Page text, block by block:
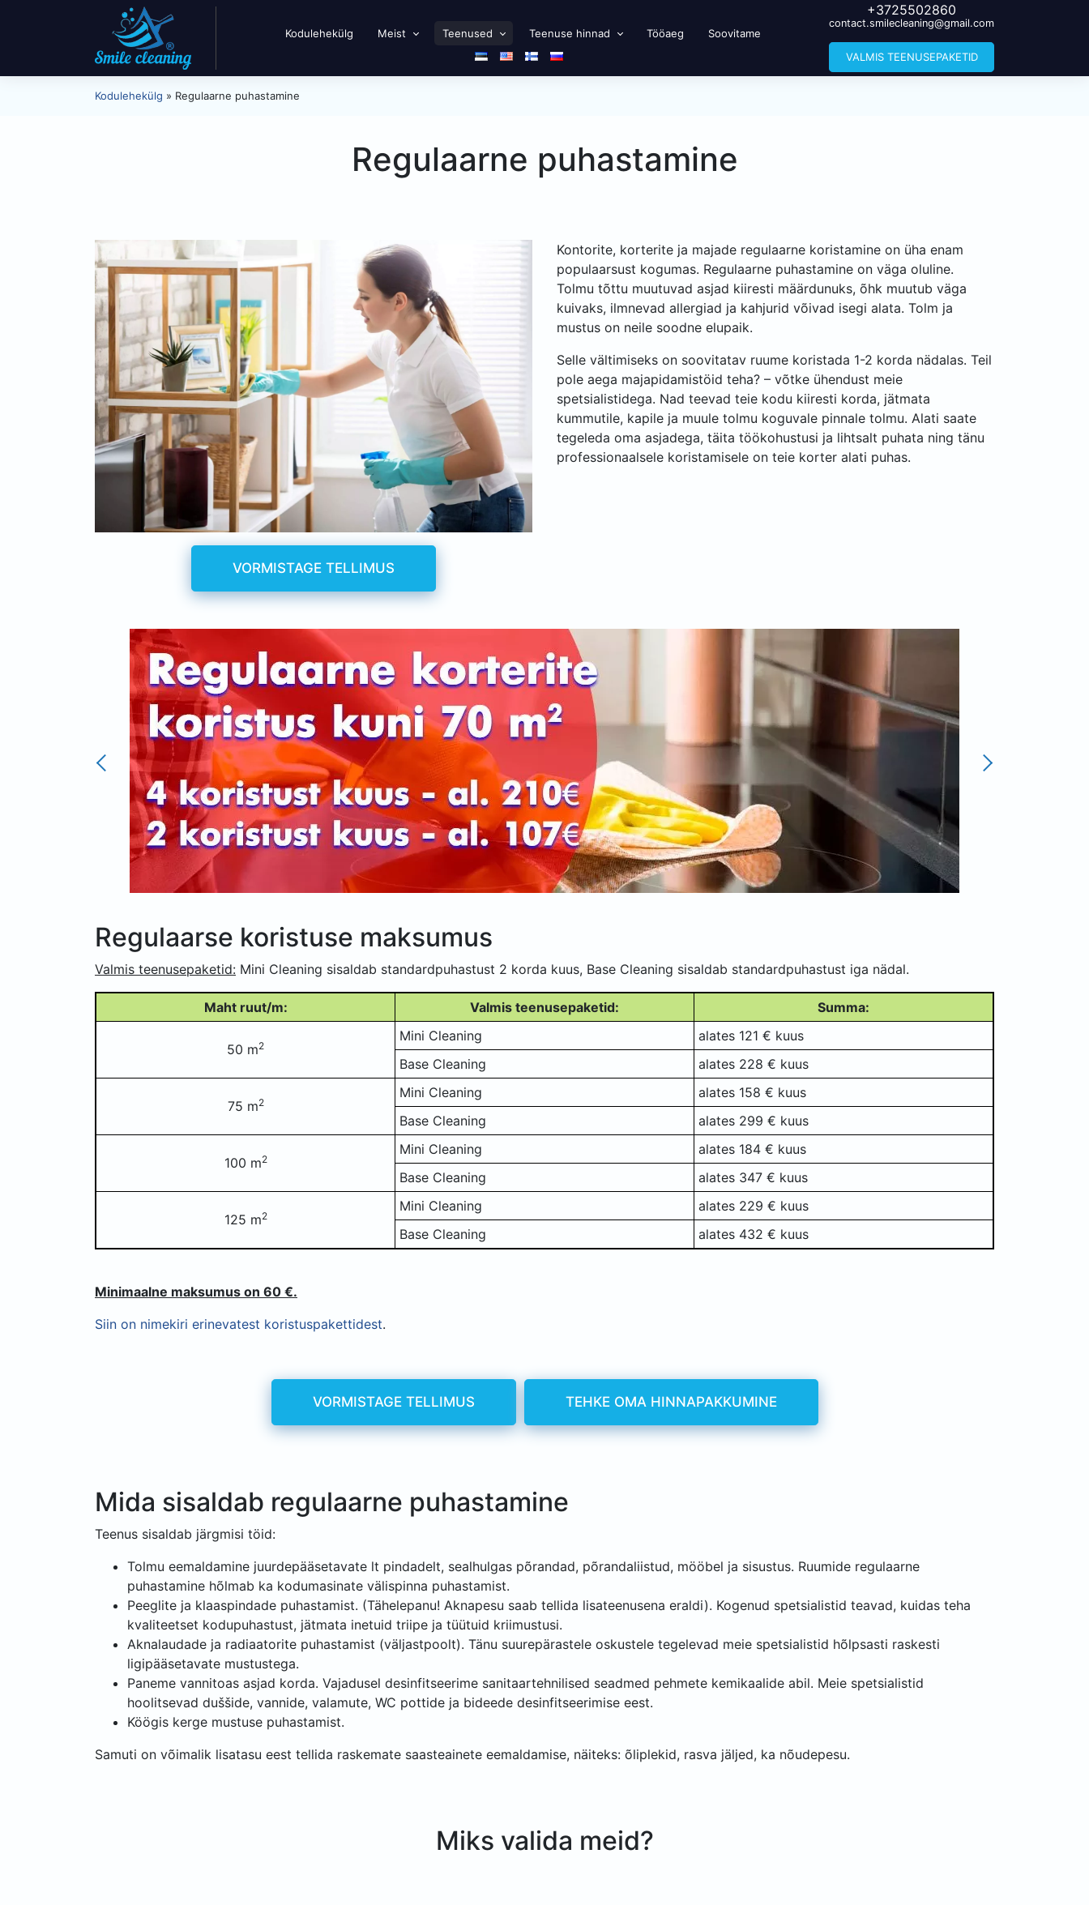
Kodulehekülg Meist Teenused Teenuse hinnad Tööaeg Soovitame
+3725502860
contact.smilecleaning@gmail.com
VALMIS TEENUSEPAKETID
Kodulehekülg » Regulaarne puhastamine
Regulaarne puhastamine
VORMISTAGE TELLIMUS
Kontorite, korterite ja majade regulaarne koristamine on üha enam
populaarsust kogumas. Regulaarne puhastamine on väga oluline.
Tolmu tõttu muutuvad asjad kiiresti määrdunuks, õhk muutub väga
kuivaks, ilmnevad allergiad ja kahjurid võivad isegi alata. Tolm ja
mustus on neile soodne elupaik.
Selle vältimiseks on soovitatav ruume koristada 1-2 korda nädalas. Teil
pole aega majapidamistöid teha? – võtke ühendust meie
spetsialistidega. Nad teevad teie kodu kiiresti korda, jätmata
kummutile, kapile ja muule tolmu koguvale pinnale tolmu. Alati saate
tegeleda oma asjadega, täita töökohustusi ja lihtsalt puhata ning tänu
professionaalsele koristamisele on teie korter alati puhas.
Regulaarse koristuse maksumus
Valmis teenusepaketid: Mini Cleaning sisaldab standardpuhastust 2 korda kuus, Base Cleaning sisaldab standardpuhastust iga nädal.
Maht ruut/m: Valmis teenusepaketid: Summa:
50 m2
Mini Cleaning
alates 121 € kuus
Base Cleaning
alates 228 € kuus
75 m2
Mini Cleaning
alates 158 € kuus
Base Cleaning
alates 299 € kuus
100 m2
Mini Cleaning
alates 184 € kuus
Base Cleaning
alates 347 € kuus
125 m2
Mini Cleaning
alates 229 € kuus
Base Cleaning
alates 432 € kuus
Minimaalne maksumus on 60 €.
Siin on nimekiri erinevatest koristuspakettidest.
VORMISTAGE TELLIMUS TEHKE OMA HINNAPAKKUMINE
Mida sisaldab regulaarne puhastamine
Teenus sisaldab järgmisi töid:
Tolmu eemaldamine juurdepääsetavate lt pindadelt, sealhulgas põrandad, põrandaliistud, mööbel ja sisustus. Ruumide regulaarne
puhastamine hõlmab ka kodumasinate välispinna puhastamist.
Peeglite ja klaaspindade puhastamist. (Tähelepanu! Aknapesu saab tellida lisateenusena eraldi). Kogenud spetsialistid teavad, kuidas teha
kvaliteetset kodupuhastust, jätmata inetuid triipe ja tüütuid kriimustusi.
Aknalaudade ja radiaatorite puhastamist (väljastpoolt). Tänu suurepärastele oskustele tegelevad meie spetsialistid hõlpsasti raskesti
ligipääsetavate mustustega.
Paneme vannitoas asjad korda. Vajadusel desinfitseerime sanitaartehnilised seadmed pehmete kemikaalide abil. Meie spetsialistid
hoolitsevad duššide, vannide, valamute, WC pottide ja bideede desinfitseerimise eest.
Köögis kerge mustuse puhastamist.
Samuti on võimalik lisatasu eest tellida raskemate saasteainete eemaldamise, näiteks: õliplekid, rasva jäljed, ka nõudepesu.
Miks valida meid?